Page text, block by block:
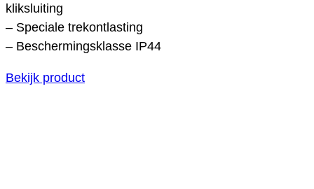
kliksluiting
– Speciale trekontlasting
– Beschermingsklasse IP44
Bekijk product